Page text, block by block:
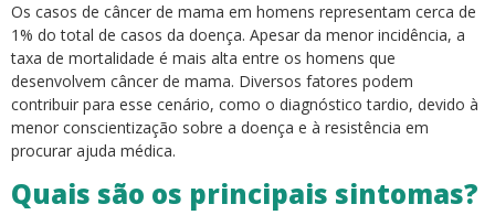
Os casos de câncer de mama em homens representam cerca de
1% do total de casos da doença. Apesar da menor incidência, a
taxa de mortalidade é mais alta entre os homens que
desenvolvem câncer de mama. Diversos fatores podem
contribuir para esse cenário, como o diagnóstico tardio, devido à
menor conscientização sobre a doença e à resistência em
procurar ajuda médica.
Quais são os principais sintomas?